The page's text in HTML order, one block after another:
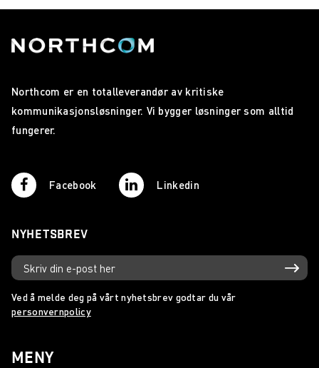
Northcom er en totalleverandør av kritiske
kommunikasjonsløsninger. Vi bygger løsninger som alltid
fungerer.
Facebook Linkedin
NYHETSBREV
Ved å melde deg på vårt nyhetsbrev godtar du vår
personvernpolicy
MENY